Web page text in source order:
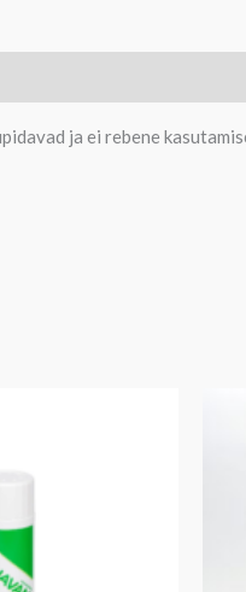
ja ei rebene